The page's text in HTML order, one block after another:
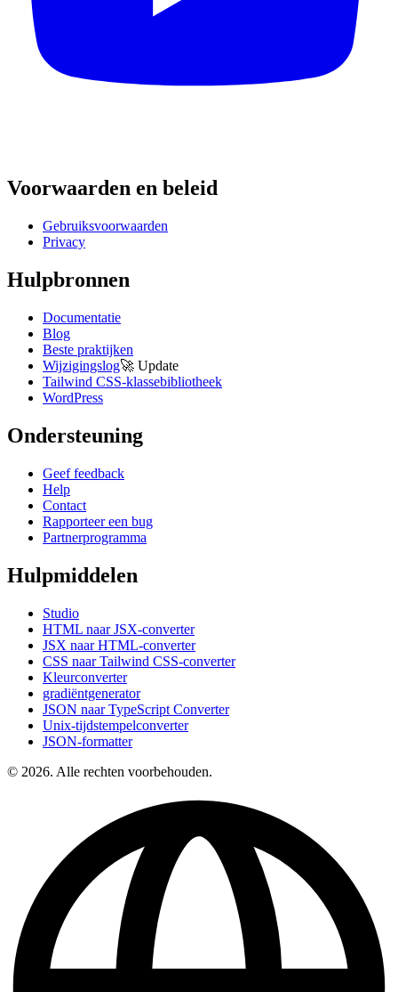
Voorwaarden en beleid
Gebruiksvoorwaarden
Privacy
Hulpbronnen
Documentatie
Blog
Beste praktijken
Wijzigingslog🚀 Update
Tailwind CSS-klassebibliotheek
WordPress
Ondersteuning
Geef feedback
Help
Contact
Rapporteer een bug
Partnerprogramma
Hulpmiddelen
Studio
HTML naar JSX-converter
JSX naar HTML-converter
CSS naar Tailwind CSS-converter
Kleurconverter
gradiëntgenerator
JSON naar TypeScript Converter
Unix-tijdstempelconverter
JSON-formatter
© 2026. Alle rechten voorbehouden.